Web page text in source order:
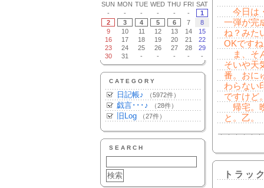
SUN MON TUE WED THU FRI SAT
-
- - - - -
1
2
3 4 5 6 7
8
9
10 11 12 13 14
15
16
17 18 19 20 21
22
23
24 25 26 27 28
29
30
31 - - - - -
CATEGORY
日記帳♪ （5972件）
戯言･･･♪ （28件）
旧Log （27件）
SEARCH
今日は
一弾が完
ね？みた
OKです
ま、そ
そいや天
番。おに
わらない
ですけど
帰宅。
と。乙。
トラッ